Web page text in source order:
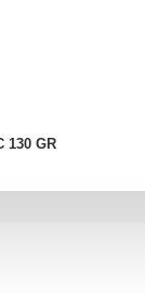
130 GR